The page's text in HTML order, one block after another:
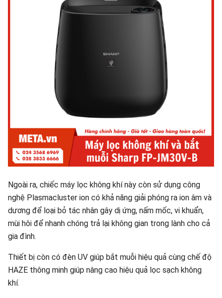
Ngoài ra, chiếc máy lọc không khí này còn sử dụng công
nghệ Plasmacluster ion có khả năng giải phóng ra ion âm và
dương để loại bỏ tác nhân gây dị ứng, nấm mốc, vi khuẩn,
mùi hôi để nhanh chóng trả lại không gian trong lành cho cả
gia đình.
Thiết bị còn có đèn UV giúp bắt muỗi hiệu quả cùng chế độ
HAZE thông minh giúp nâng cao hiệu quả lọc sạch không
khí.